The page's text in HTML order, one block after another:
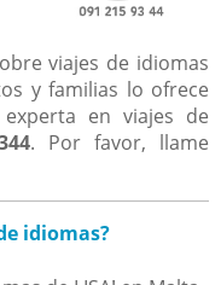
viajes de idiomas
y familias lo ofrece
en viajes de
. Por favor, llame
idiomas?